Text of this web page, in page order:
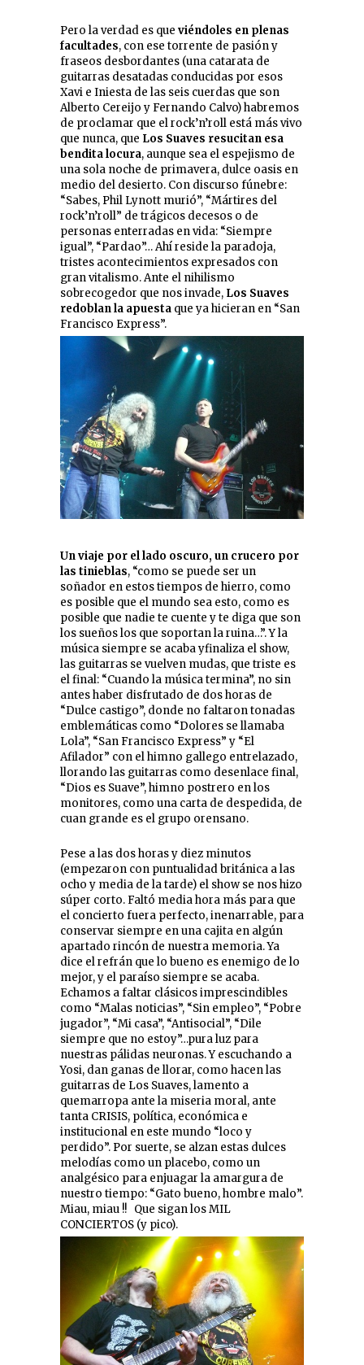
Pero la verdad es que viéndoles en plenas
facultades, con ese torrente de pasión y
fraseos desbordantes (una catarata de
guitarras desatadas conducidas por esos
Xavi e Iniesta de las seis cuerdas que son
Alberto Cereijo y Fernando Calvo) habremos
de proclamar que el rock’n’roll está más vivo
que nunca, que Los Suaves resucitan esa
bendita locura, aunque sea el espejismo de
una sola noche de primavera, dulce oasis en
medio del desierto. Con discurso fúnebre:
“Sabes, Phil Lynott murió”, “Mártires del
rock’n’roll” de trágicos decesos o de
personas enterradas en vida: “Siempre
igual”, “Pardao”… Ahí reside la paradoja,
tristes acontecimientos expresados con
gran vitalismo. Ante el nihilismo
sobrecogedor que nos invade, Los Suaves
redoblan la apuesta que ya hicieran en “San
Francisco Express”.
Un viaje por el lado oscuro, un crucero por
las tinieblas, “como se puede ser un
soñador en estos tiempos de hierro, como
es posible que el mundo sea esto, como es
posible que nadie te cuente y te diga que son
los sueños los que soportan la ruina…”. Y la
música siempre se acaba yfinaliza el show,
las guitarras se vuelven mudas, que triste es
el final: “Cuando la música termina”, no sin
antes haber disfrutado de dos horas de
“Dulce castigo”, donde no faltaron tonadas
emblemáticas como “Dolores se llamaba
Lola”, “San Francisco Express” y “El
Afilador” con el himno gallego entrelazado,
llorando las guitarras como desenlace final,
“Dios es Suave”, himno postrero en los
monitores, como una carta de despedida, de
cuan grande es el grupo orensano.
Pese a las dos horas y diez minutos
(empezaron con puntualidad británica a las
ocho y media de la tarde) el show se nos hizo
súper corto. Faltó media hora más para que
el concierto fuera perfecto, inenarrable, para
conservar siempre en una cajita en algún
apartado rincón de nuestra memoria. Ya
dice el refrán que lo bueno es enemigo de lo
mejor, y el paraíso siempre se acaba.
Echamos a faltar clásicos imprescindibles
como “Malas noticias”, “Sin empleo”, “Pobre
jugador”, “Mi casa”, “Antisocial”, “Dile
siempre que no estoy”…pura luz para
nuestras pálidas neuronas. Y escuchando a
Yosi, dan ganas de llorar, como hacen las
guitarras de Los Suaves, lamento a
quemarropa ante la miseria moral, ante
tanta CRISIS, política, económica e
institucional en este mundo “loco y
perdido”. Por suerte, se alzan estas dulces
melodías como un placebo, como un
analgésico para enjuagar la amargura de
nuestro tiempo: “Gato bueno, hombre malo”.
Miau, miau !! Que sigan los MIL
CONCIERTOS (y pico).